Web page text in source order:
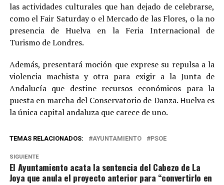
las actividades culturales que han dejado de celebrarse,
como el Fair Saturday o el Mercado de las Flores, o la no
presencia de Huelva en la Feria Internacional de
Turismo de Londres.
Además, presentará moción que exprese su repulsa a la
violencia machista y otra para exigir a la Junta de
Andalucía que destine recursos económicos para la
puesta en marcha del Conservatorio de Danza. Huelva es
la única capital andaluza que carece de uno.
TEMAS RELACIONADOS: AYUNTAMIENTO PSOE
SIGUIENTE
El Ayuntamiento acata la sentencia del Cabezo de La
Joya que anula el proyecto anterior para “convertirlo en